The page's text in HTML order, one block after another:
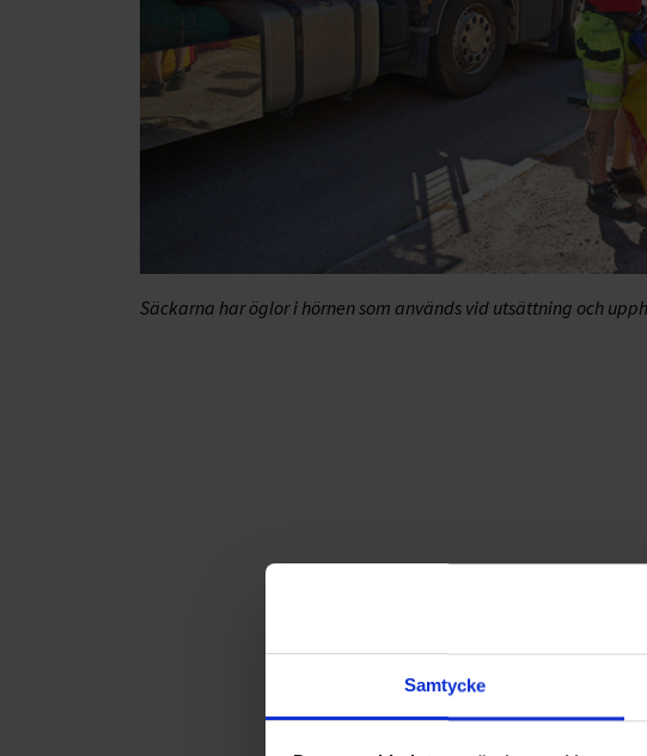
Samtycke
Säckarna har öglor i hörnen som används vid utsättning och